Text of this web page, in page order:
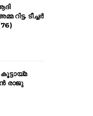
ടീച്ചർ
രാജു